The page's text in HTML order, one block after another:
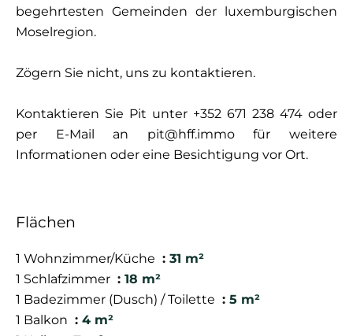
begehrtesten Gemeinden der luxemburgischen
Moselregion.
Zögern Sie nicht, uns zu kontaktieren.
Kontaktieren Sie Pit unter +352 671 238 474 oder
per E-Mail an pit@hff.immo für weitere
Informationen oder eine Besichtigung vor Ort.
Flächen
1 Wohnzimmer/Küche
31 m²
1 Schlafzimmer
18 m²
1 Badezimmer (Dusch) / Toilette
5 m²
1 Balkon
4 m²